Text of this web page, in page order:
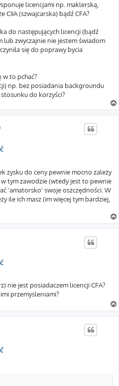
licencjami np. maklerską,
CIIA (szwajcarska) bądź CFA?
do następujących licencji (bądź
lub zwyczajnie nie jestem świadom
się do poprawy bycia
w to pchać?
np. bez posiadania backgroundu
do korzyści?
zysku do ceny pewnie mocno zależy
tym zawodzie (wtedy jest to pewnie
'amatorsko' swoje oszczędności. W
ile ich masz (im więcej tym bardziej,
nie jest posiadaczem licencji CFA?
przemysleniami?